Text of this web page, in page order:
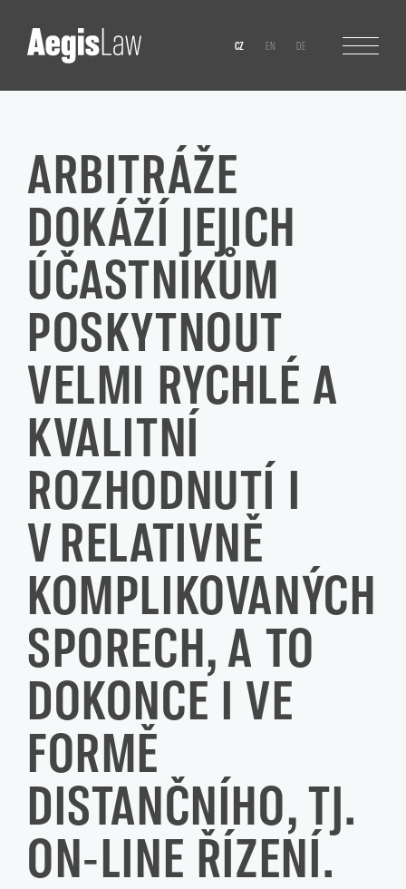
CZ EN DE
ARBITRÁŽE
DOKÁŽÍ JEJICH
ÚČASTNÍKŮM
POSKYTNOUT
VELMI RYCHLÉ A
KVALITNÍ
ROZHODNUTÍ I
V RELATIVNĚ
KOMPLIKOVANÝCH
SPORECH, A TO
DOKONCE I VE
FORMĚ
DISTANČNÍHO, TJ.
ON-LINE ŘÍZENÍ.